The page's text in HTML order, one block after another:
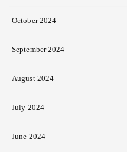
October 2024
September 2024
August 2024
July 2024
June 2024